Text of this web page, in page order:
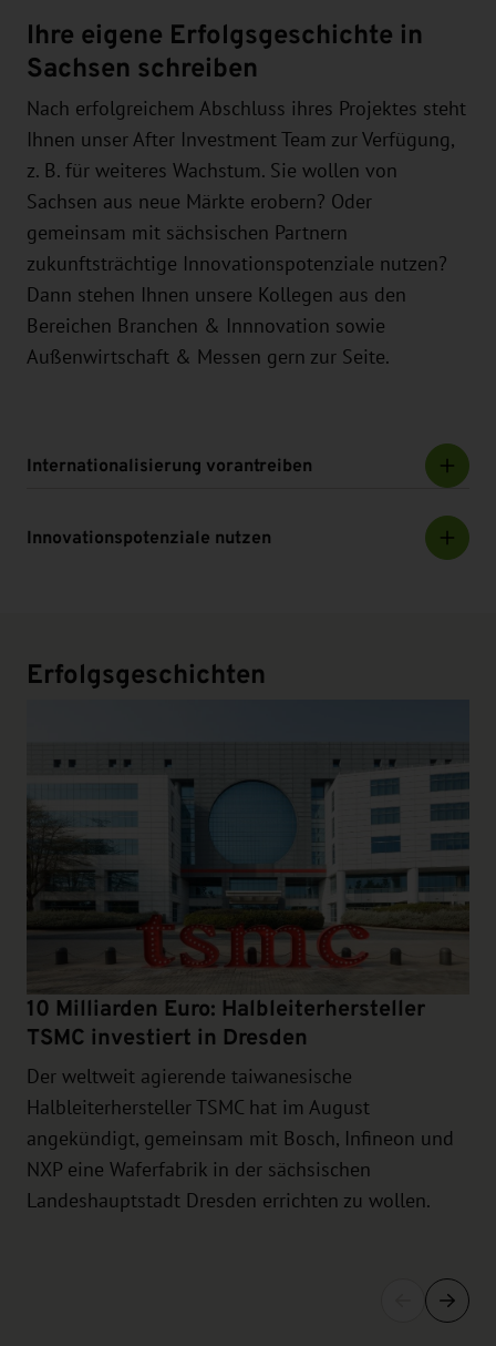
Ihre eigene Erfolgsgeschichte in
Sachsen schreiben
Nach erfolgreichem Abschluss ihres Projektes steht
Ihnen unser After Investment Team zur Verfügung,
z. B. für weiteres Wachstum. Sie wollen von
Sachsen aus neue Märkte erobern? Oder
gemeinsam mit sächsischen Partnern
zukunftsträchtige Innovationspotenziale nutzen?
Dann stehen Ihnen unsere Kollegen aus den
Bereichen Branchen & Innnovation sowie
Außenwirtschaft & Messen gern zur Seite.
Internationalisierung vorantreiben
Innovationspotenziale nutzen
Erfolgsgeschichten
10 Milliarden Euro: Halbleiterhersteller
TSMC investiert in Dresden
Der weltweit agierende taiwanesische
Halbleiterhersteller TSMC hat im August
angekündigt, gemeinsam mit Bosch, Infineon und
NXP eine Waferfabrik in der sächsischen
Landeshauptstadt Dresden errichten zu wollen.